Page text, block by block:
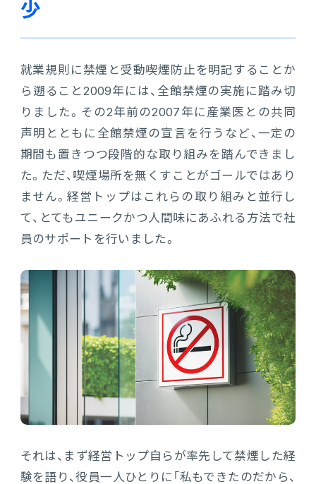
少
就業規則に禁煙と受動喫煙防止を明記することか
ら遡ること2009年には、全館禁煙の実施に踏み切
りました。その2年前の2007年に産業医との共同
声明とともに全館禁煙の宣言を行うなど、一定の
期間も置きつつ段階的な取り組みを踏んできまし
た。ただ、喫煙場所を無くすことがゴールではあり
ません。経営トップはこれらの取り組みと並行し
て、とてもユニークかつ人間味にあふれる方法で社
員のサポートを行いました。
それは、まず経営トップ自らが率先して禁煙した経
験を語り、役員一人ひとりに「私もできたのだから、